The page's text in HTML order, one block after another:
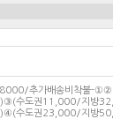
추가배송비착불-
수도권11,000/지방
수도권23,000/지방